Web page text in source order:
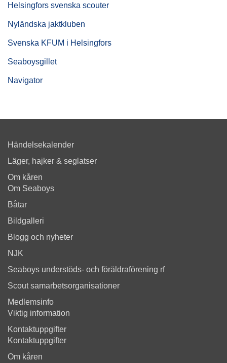
Helsingfors svenska scouter
Nyländska jaktkluben
Svenska KFUM i Helsingfors
Seaboysgillet
Navigator
Händelsekalender
Läger, hajker & seglatser
Om kåren
Om Seaboys
Båtar
Bildgalleri
Blogg och nyheter
NJK
Seaboys understöds- och föräldraförening rf
Scout samarbetsorganisationer
Medlemsinfo
Viktig information
Kontaktuppgifter
Kontaktuppgifter
Om kåren